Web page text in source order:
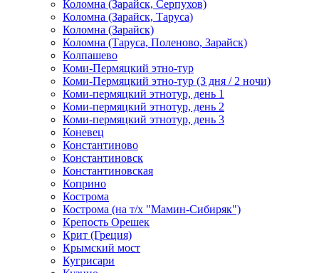
Коломна (Зарайск, Серпухов)
Коломна (Зарайск, Таруса)
Коломна (Зарайск)
Коломна (Таруса, Поленово, Зарайск)
Колпашево
Коми-Пермяцкий этно-тур
Коми-Пермяцкий этно-тур (3 дня / 2 ночи)
Коми-пермяцкий этнотур, день 1
Коми-пермяцкий этнотур, день 2
Коми-пермяцкий этнотур, день 3
Коневец
Константиново
Константиновск
Константиновская
Коприно
Кострома
Кострома (на т/х "Мамин-Сибиряк")
Крепость Орешек
Крит (Греция)
Крымский мост
Кугрисари